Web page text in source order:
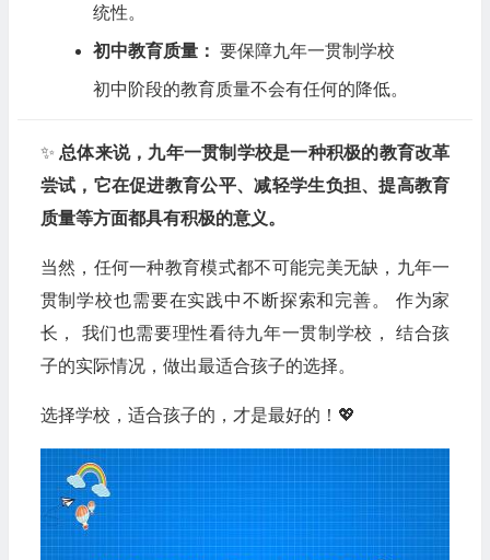
统性。
初中教育质量： 要保障九年一贯制学校
初中阶段的教育质量不会有任何的降低。
✨ 总体来说，九年一贯制学校是一种积极的教育改革
尝试，它在促进教育公平、减轻学生负担、提高教育
质量等方面都具有积极的意义。
当然，任何一种教育模式都不可能完美无缺，九年一
贯制学校也需要在实践中不断探索和完善。 作为家
长， 我们也需要理性看待九年一贯制学校， 结合孩
子的实际情况，做出最适合孩子的选择。
选择学校，适合孩子的，才是最好的！💖